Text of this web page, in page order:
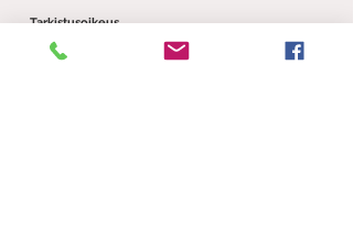
Tarkistusoikeus
Asiakkaalla on henkilötietolain 26 §:n mukaisesti
oikeus tarkistaa, mitä tietoja hänestä henkilörekisteriin